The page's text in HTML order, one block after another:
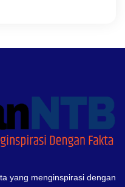
yang menginspirasi dengan